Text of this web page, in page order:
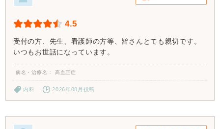
4.5
受付の方、先生、看護師の方等、皆さんとても親切です。
いつもお世話になっています。
病名・治療名 高血圧症
内科 2026年08月投稿